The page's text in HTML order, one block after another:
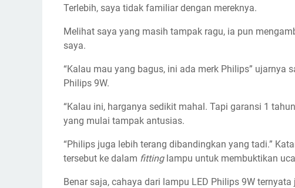
Terlebih, saya tidak familiar dengan mereknya.
Melihat saya yang masih tampak ragu, ia pun
saya.
“Kalau mau yang bagus, ini ada merk Philips” ujarnya
Philips 9W.
“Kalau ini, harganya sedikit mahal. Tapi garansi 1
yang mulai tampak antusias.
“Philips juga lebih terang dibandingkan yang tadi.”
tersebut ke dalam fittinglampu untuk membuktikan
Benar saja, cahaya dari lampu LED Philips 9W